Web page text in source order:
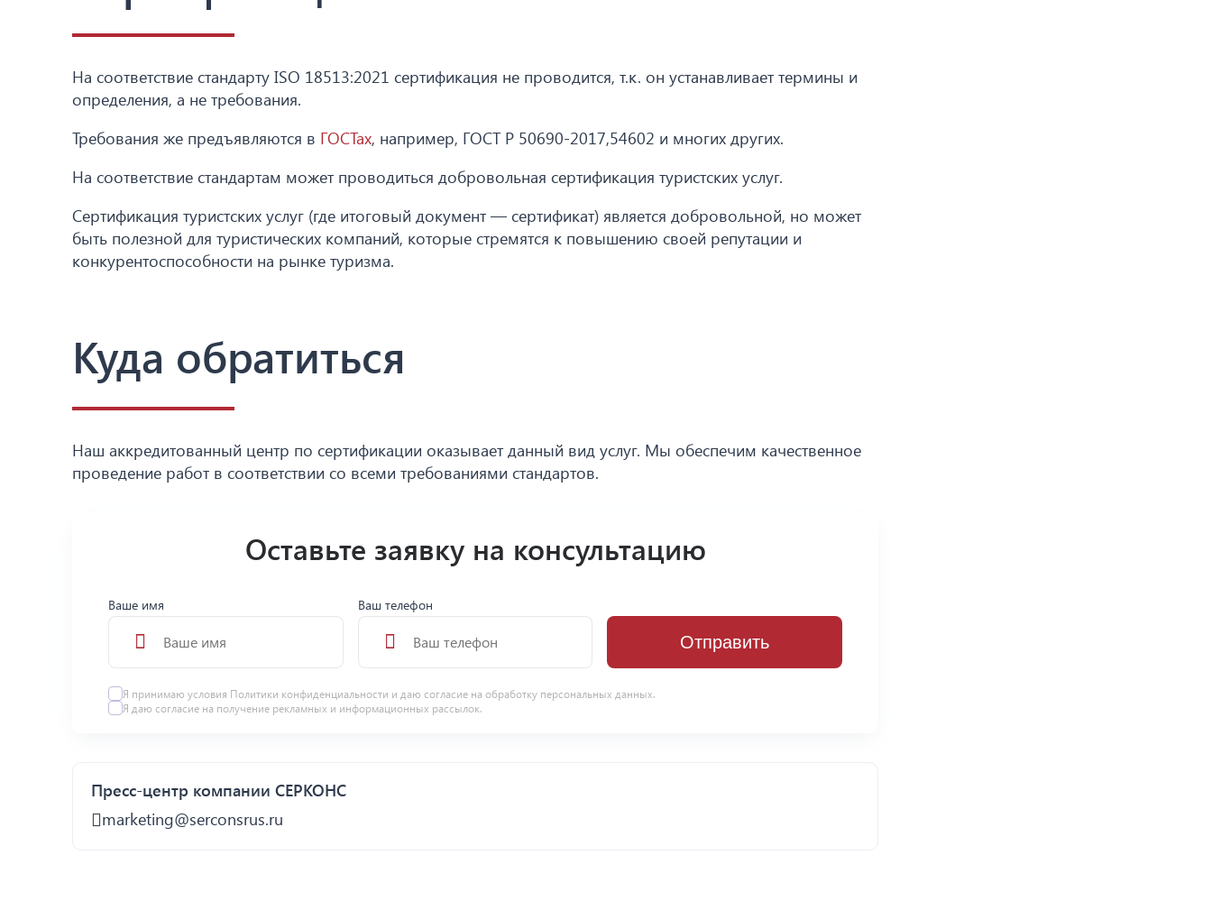
На соответствие стандарту ISO 18513:2021 сертификация не проводится, т.к. он устанавливает термины и
определения, а не требования.
Требования же предъявляются в ГОСТах, например, ГОСТ Р 50690-2017,54602 и многих других.
На соответствие стандартам может проводиться добровольная сертификация туристских услуг.
Сертификация туристских услуг (где итоговый документ — сертификат) является добровольной, но может
быть полезной для туристических компаний, которые стремятся к повышению своей репутации и
конкурентоспособности на рынке туризма.
Куда обратиться
Наш аккредитованный центр по сертификации оказывает данный вид услуг. Мы обеспечим качественное
проведение работ в соответствии со всеми требованиями стандартов.
Оставьте заявку на консультацию
Ваше имя Ваш телефон
Отправить
Я принимаю условия Политики конфиденциальности и даю согласие на обработку персональных данных.
Я даю согласие на получение рекламных и информационных рассылок.
Пресс-центр компании СЕРКОНС
marketing@serconsrus.ru